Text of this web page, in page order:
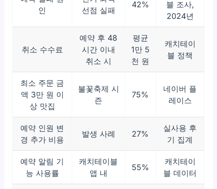
인
선점 실패
42%
블 조사,
2024년
취소 수수료
예약 후 48
시간 이내
취소 시
평균
1만 5
천 원
캐치테이
블 정책
최소 주문 금
액 3만 원 이
상 맛집
불꽃축제 시
즌
75%
네이버 플
레이스
예약 인원 변
경 추가 비용
발생 사례 27%
실사용 후
기 집계
예약 알림 기
능 사용률
캐치테이블
앱 내
55%
캐치테이
블 데이터